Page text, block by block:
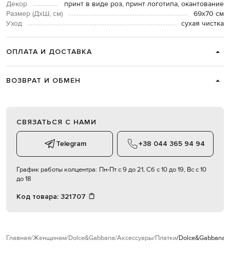
Декор
принт в виде роз, принт логотипа, окантование
Размер (ДхШ, см)
69х70 см
Уход
сухая чистка
ОПЛАТА И ДОСТАВКА
ВОЗВРАТ И ОБМЕН
СВЯЗАТЬСЯ С НАМИ
Telegram +38 044 365 94 94
График работы колцентра: Пн-Пт с 9 до 21, Сб с 10 до 19, Вс с 10
до 18
Код товара: 321707
Главная Женщинам Dolce&Gabbana Аксессуары Платки Dolce&Gabbana